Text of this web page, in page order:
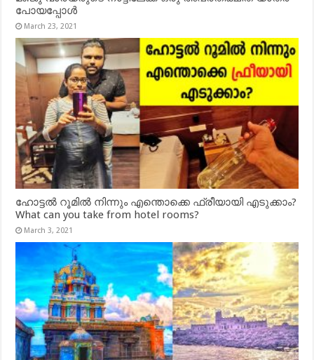
പോയപ്പോൾ
March 23, 2021
ഹോട്ടൽ റൂമിൽ നിന്നും എന്തൊക്കെ ഫ്രീയായി എടുക്കാം?
What can you take from hotel rooms?
March 3, 2021